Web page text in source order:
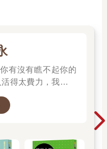
用建議，幫大家在這個充滿
的婚姻。
，這是一項針對全美約七百
模調查。在這項全國調查
以焦點團體訪談及自陳式問
有沒有瞧不起你的
得太費力，我想為
以我寫了這本書。